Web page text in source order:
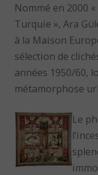
Nommé en 2000
Turquie », Ara
à la Maison
sélection de
années 1950/60,
métamorphose
Le